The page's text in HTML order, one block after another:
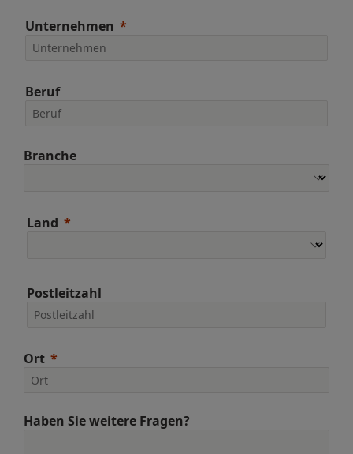
Unternehmen
Beruf
Branche
Land
Postleitzahl
Ort
Haben Sie weitere Fragen?